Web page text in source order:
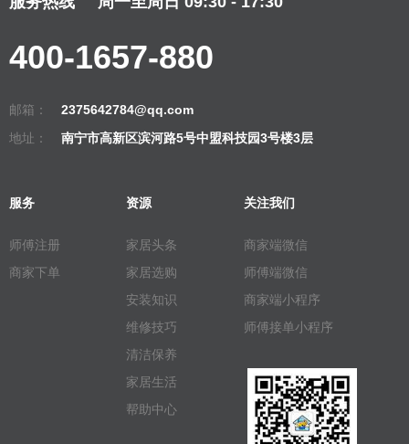
400-1657-880
邮箱：
2375642784@qq.com
地址：
南宁市高新区滨河路5号中盟科技园3号楼3层
服务
师傅注册
商家下单
资源
家居头条
家居选购
安装知识
维修技巧
清洁保养
家居生活
帮助中心
关注我们
商家端微信
师傅端微信
商家端小程序
师傅接单小程序